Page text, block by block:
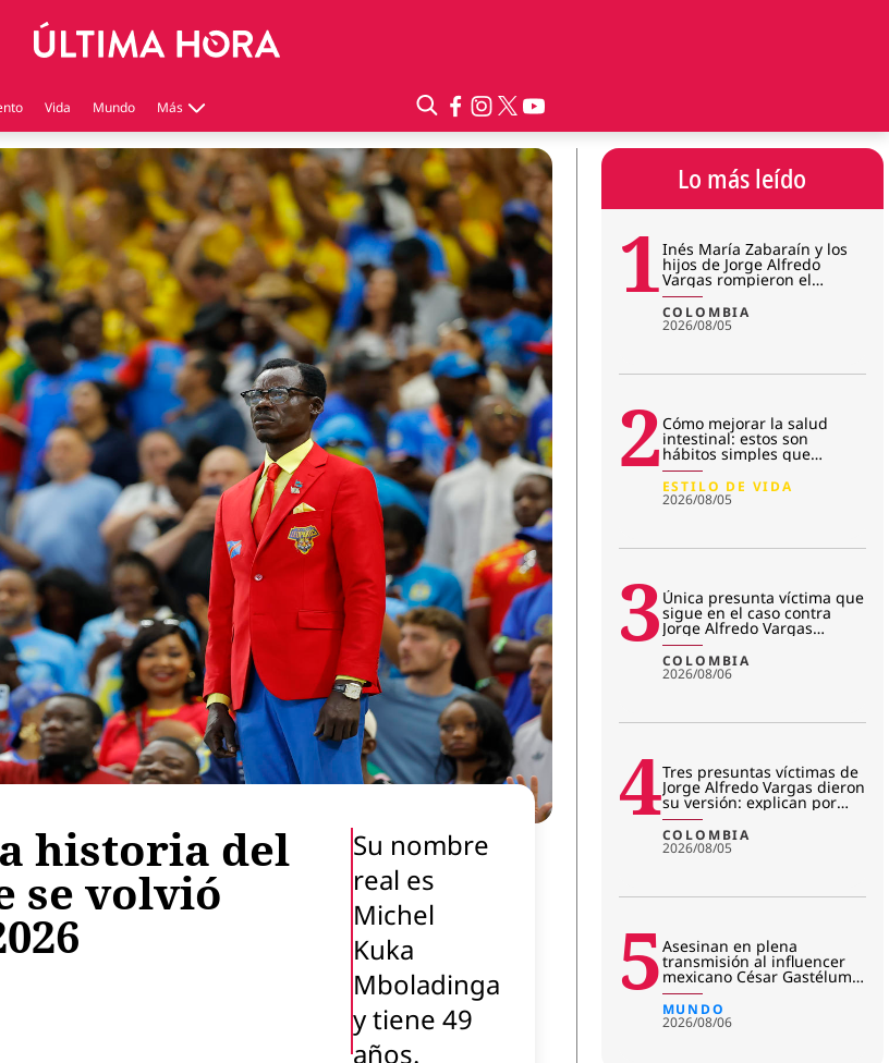
Vida Mundo Más
Virales
Tecnología
Economía
Estilo de vida
Contenido patrocinado
Instagram
historia del
se volvió
Su nombre
real es
Michel
Kuka
Mboladinga
y tiene 49
años.
Lo más leído
1Inés María Zabaraín y los
hijos de Jorge Alfredo
Vargas rompieron el
silencio tras imputación:
¿qué
COLOMBIA
2026/08/05
2Cómo mejorar la salud
intestinal: estos son
hábitos simples que
transforman la microbiota
ESTILO DE VIDA
2026/08/05
3 Única presunta víctima que
sigue en el caso contra
Jorge Alfredo Vargas
rompió el silencio: “No me r
COLOMBIA
2026/08/06
4Tres presuntas víctimas de
Jorge Alfredo Vargas dieron
su versión: explican por
qué salieron del jui
COLOMBIA
2026/08/05
5Asesinan en plena
transmisión al influencer
mexicano César Gastélum:
revelan primera hipótesis
del c
MUNDO
2026/08/06